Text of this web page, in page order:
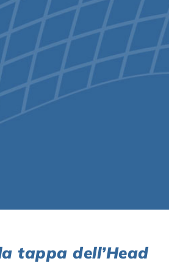
tappa dell’Head